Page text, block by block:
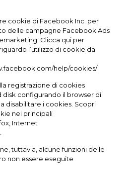
cookie di Facebook Inc. per
delle campagne Facebook Ads
Clicca qui per
l’utilizzo di cookie da
help/cookies/
registrazione di cookies
disk configurando il browser di
disabilitare i cookies. Scopri
nei principali
, Internet
tuttavia, alcune funzioni delle
non essere eseguite